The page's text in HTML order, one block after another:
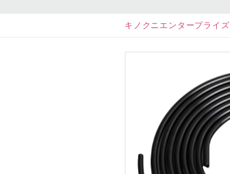
キノクニエンタープライズ